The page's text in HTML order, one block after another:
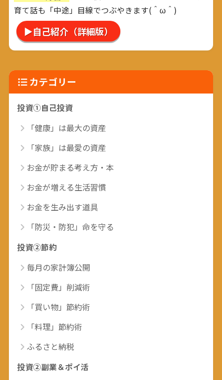
育て話も「中途」目線でつぶやきます(＾ω＾)
▶自己紹介（詳細版）
カテゴリー
投資①自己投資
「健康」は最大の資産
「家族」は最愛の資産
お金が貯まる考え方・本
お金が増える生活習慣
お金を生み出す道具
「防災・防犯」命を守る
投資②節約
毎月の家計簿公開
「固定費」削減術
「買い物」節約術
「料理」節約術
ふるさと納税
投資②副業＆ポイ活